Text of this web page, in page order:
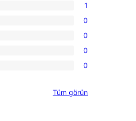
1
0
0
0
0
Tüm değerlendirmeleri
görün